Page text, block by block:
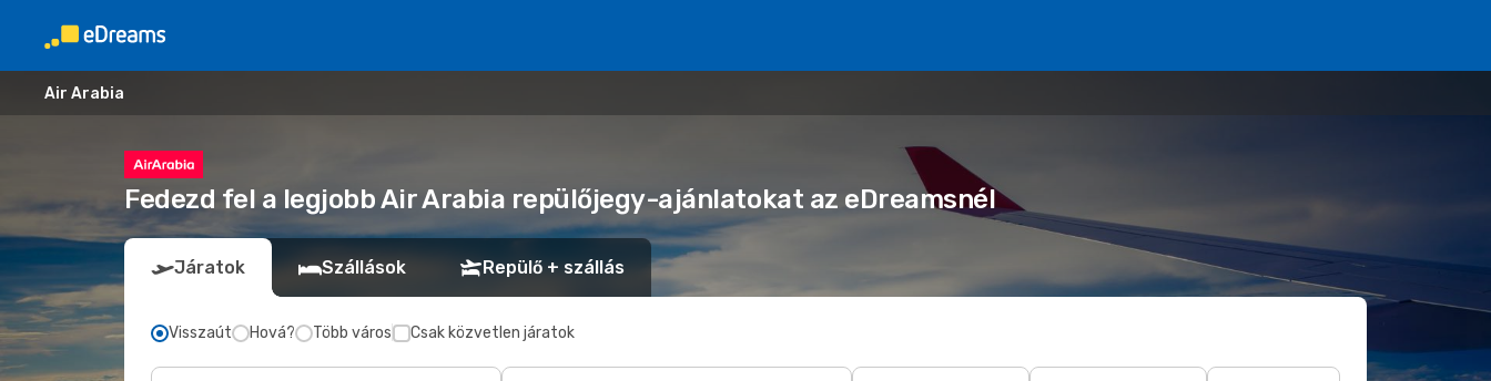
Air Arabia
Fedezd fel a legjobb Air Arabia repülőjegy-ajánlatokat az eDreamsnél
Járatok Szállások Repülő + szállás
Visszaút Hová? Több város Csak közvetlen járatok